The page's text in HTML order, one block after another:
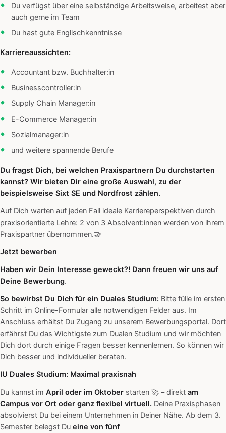
Du verfügst über eine selbständige Arbeitsweise, arbeitest aber
auch gerne im Team
Du hast gute Englischkenntnisse
Karriereaussichten:
Accountant bzw. Buchhalter:in
Businesscontroller:in
Supply Chain Manager:in
E-Commerce Manager:in
Sozialmanager:in
und weitere spannende Berufe
Du fragst Dich, bei welchen Praxispartnern Du durchstarten
kannst? Wir bieten Dir eine große Auswahl, zu der
beispielsweise Sixt SE und Nordfrost zählen.
Auf Dich warten auf jeden Fall ideale Karriereperspektiven durch
praxisorientierte Lehre: 2 von 3 Absolvent:innen werden von ihrem
Praxispartner übernommen.🤝
Jetzt bewerben
Haben wir Dein Interesse geweckt?! Dann freuen wir uns auf
Deine Bewerbung.
So bewirbst Du Dich für ein Duales Studium: Bitte fülle im ersten
Schritt im Online-Formular alle notwendigen Felder aus. Im
Anschluss erhältst Du Zugang zu unserem Bewerbungsportal. Dort
erfährst Du das Wichtigste zum Dualen Studium und wir möchten
Dich dort durch einige Fragen besser kennenlernen. So können wir
Dich besser und individueller beraten.
IU Duales Studium: Maximal praxisnah
Du kannst im April oder im Oktober starten 🚀 – direkt am
Campus vor Ort oder ganz flexibel virtuell. Deine Praxisphasen
absolvierst Du bei einem Unternehmen in Deiner Nähe. Ab dem 3.
Semester belegst Du eine von fünf